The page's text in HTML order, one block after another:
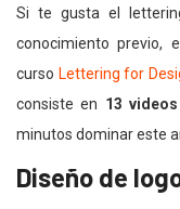
Si te gusta el
conocimiento previo,
curso Lettering for
consiste en 13 videos
minutos dominar este
Diseño de